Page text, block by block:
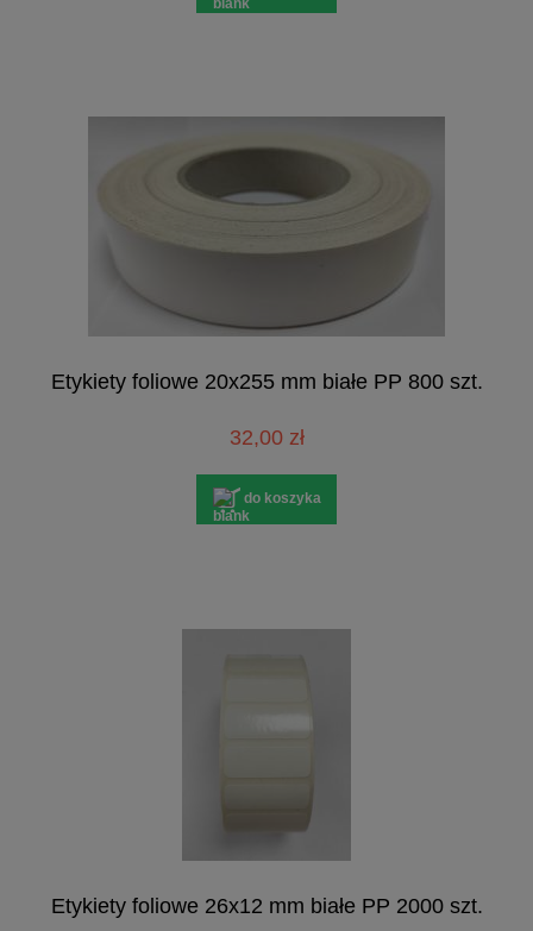
Etykiety foliowe 20x255 mm białe PP 800 szt.
32,00 zł
do koszyka
Etykiety foliowe 26x12 mm białe PP 2000 szt.